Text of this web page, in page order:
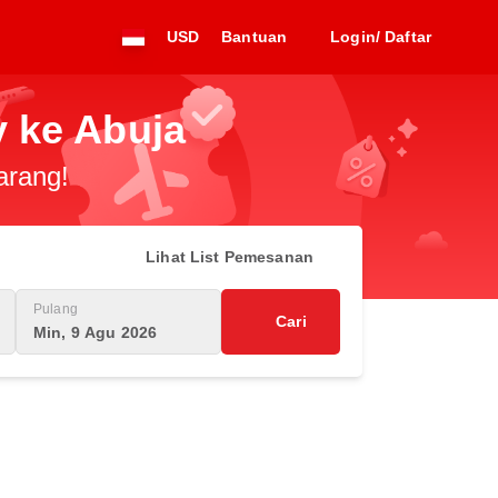
USD Bantuan Login/ Daftar
ke Abuja
Lihat List Pemesanan
Pulang
Min, 9 Agu 2026
Cari